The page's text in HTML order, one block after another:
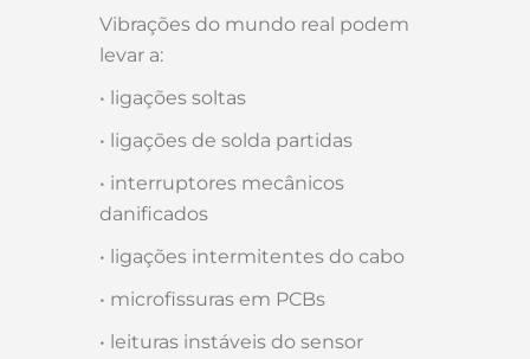
Vibrações do mundo real podem
levar a:
• ligações soltas
• ligações de solda partidas
• interruptores mecânicos
danificados
• ligações intermitentes do cabo
• microfissuras em PCBs
• leituras instáveis do sensor